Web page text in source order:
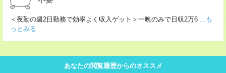
＜夜勤の週2日勤務で効率よく収入ゲット＞一晩のみで日収2万6 ...も
っとみる
あなたの閲覧履歴からのオススメ